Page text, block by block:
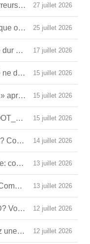
27 juillet 2026
critiques qui
25 juillet 2026
ou logique? Voici
17 juillet 2026
sans erreur (et
15 juillet 2026
démarre pas?
15 juillet 2026
après clonage: la
15 juillet 2026
après
14 juillet 2026
Comment le convertir
13 juillet 2026
comment choisir la
13 juillet 2026
l’optimiser pour
12 juillet 2026
Voici comment les
12 juillet 2026
une image de